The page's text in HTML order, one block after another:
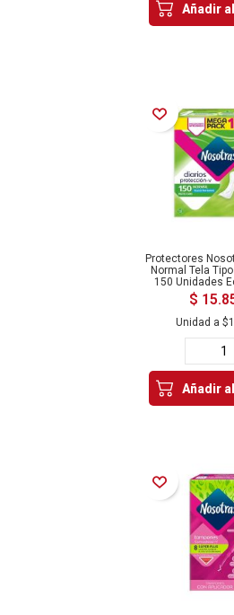
Añadir
Añadir a la Lista de Deseos
Protectores
Normal Tela
150 Unidades
$
Unidad a
Añadir
Añadir a la Lista de Deseos